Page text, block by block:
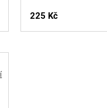
225 Kč